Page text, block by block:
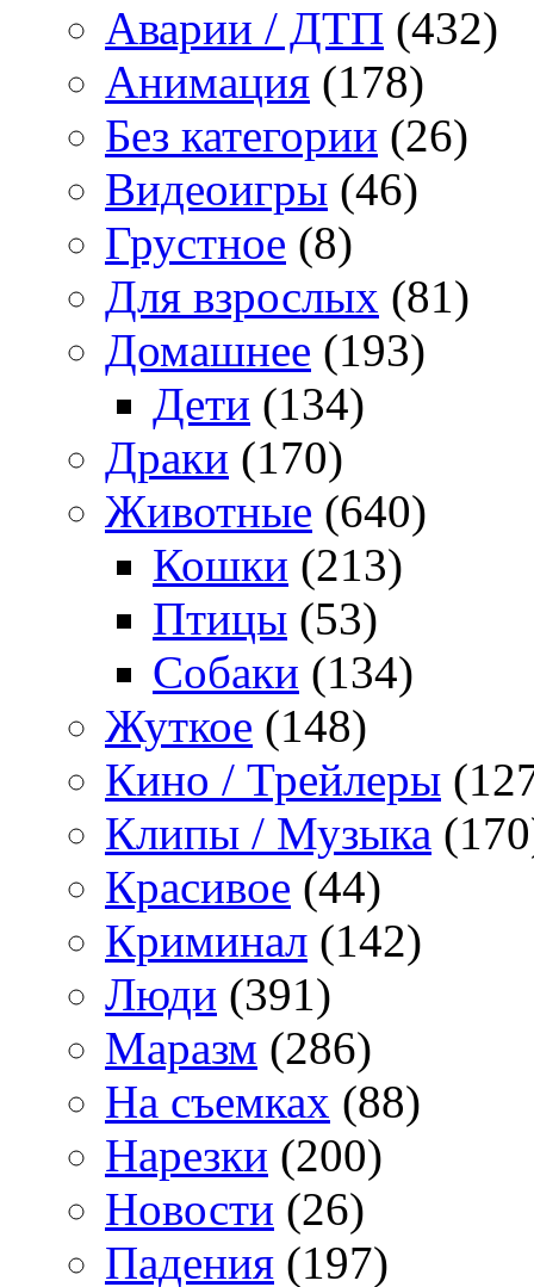
Аварии / ДТП (432)
Анимация (178)
Без категории (26)
Видеоигры (46)
Грустное (8)
Для взрослых (81)
Домашнее (193)
Дети (134)
Драки (170)
Животные (640)
Кошки (213)
Птицы (53)
Собаки (134)
Жуткое (148)
Кино / Трейлеры
Клипы / Музыка
Красивое (44)
Криминал (142)
Люди (391)
Маразм (286)
На съемках (88)
Нарезки (200)
Новости (26)
Падения (197)